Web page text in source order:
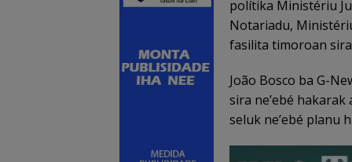
polítika Ministériu
Notariadu, Ministériu
fasilita timoroan
João Bosco ba G-
sira ne’ebé
seluk ne’ebé planu